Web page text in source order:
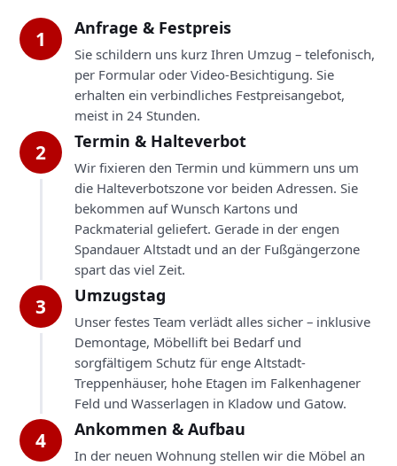
1 Anfrage & Festpreis
Sie schildern uns kurz Ihren Umzug – telefonisch,
per Formular oder Video-Besichtigung. Sie
erhalten ein verbindliches Festpreisangebot,
meist in 24 Stunden.
2 Termin & Halteverbot
Wir fixieren den Termin und kümmern uns um
die Halteverbotszone vor beiden Adressen. Sie
bekommen auf Wunsch Kartons und
Packmaterial geliefert. Gerade in der engen
Spandauer Altstadt und an der Fußgängerzone
spart das viel Zeit.
3 Umzugstag
Unser festes Team verlädt alles sicher – inklusive
Demontage, Möbellift bei Bedarf und
sorgfältigem Schutz für enge Altstadt-
Treppenhäuser, hohe Etagen im Falkenhagener
Feld und Wasserlagen in Kladow und Gatow.
4 Ankommen & Aufbau
In der neuen Wohnung stellen wir die Möbel an